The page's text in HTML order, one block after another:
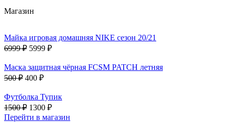
Магазин
Майка игровая домашняя NIKE сезон 20/21
6999 ₽ 5999 ₽
Маска защитная чёрная FCSM PATCH летняя
500 ₽ 400 ₽
Футболка Тупик
1500 ₽ 1300 ₽
Перейти в магазин